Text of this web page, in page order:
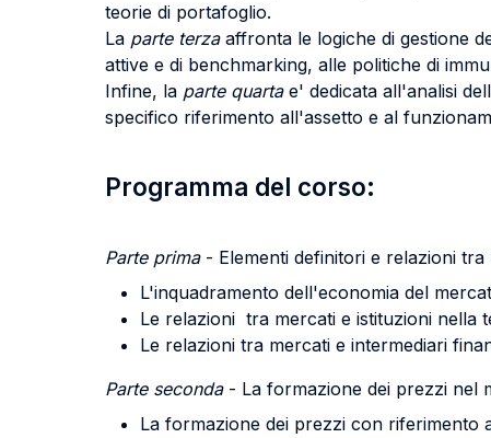
teorie di portafoglio.
La parte terzaaffronta le logiche di gestione
attive e di benchmarking, alle politiche di
Infine, la parte quartae' dedicata all'analisi
specifico riferimento all'assetto e al
Programma del corso:
Parte prima - Elementi definitori e relazioni tra
L'inquadramento dell'economia del
Le relazioni tra mercati e istituzioni nella
Le relazioni tra mercati e intermediari
Parte seconda- La formazione dei prezzi nel
La formazione dei prezzi con riferimento